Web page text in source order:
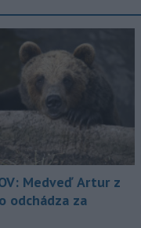
Medveď Artur z
odchádza za